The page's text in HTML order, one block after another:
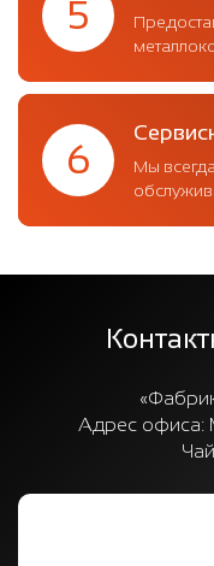
5
6
Мы
Адрес офиса: